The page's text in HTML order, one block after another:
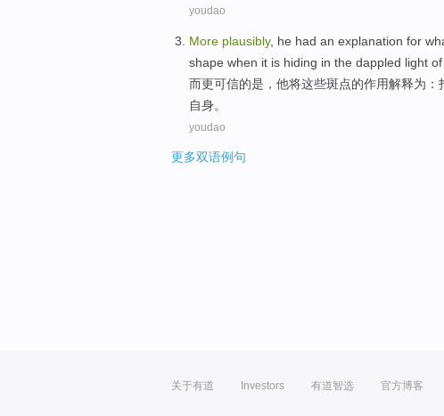
youdao
More plausibly, he had an explanation for
shape when it is hiding in the dappled light of
而更可信的是 ， 他将这些斑点的作用解释为
自身。
youdao
更多双语例句
关于有道 Investors 有道智选 官方博客